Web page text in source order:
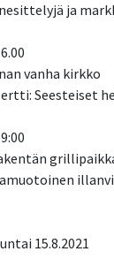
ja
vanha kirkko
Seesteiset
15.8.2021